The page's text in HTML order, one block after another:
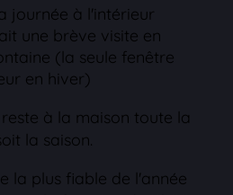
journée à l'intérieur
une brève visite en
(la seule fenêtre
en hiver)
reste à la maison toute la
la saison.
la plus fiable de l'année